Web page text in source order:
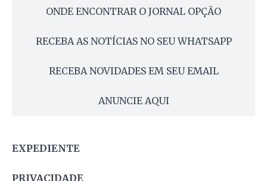
ONDE ENCONTRAR O JORNAL OPÇÃO
RECEBA AS NOTÍCIAS NO SEU WHATSAPP
RECEBA NOVIDADES EM SEU EMAIL
ANUNCIE AQUI
EXPEDIENTE
PRIVACIDADE